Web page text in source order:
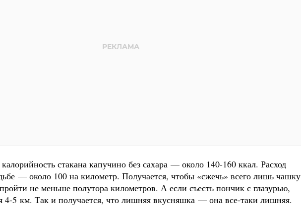
стакана капучино без сахара — около 140-160 ккал. Расход
— около 100 на километр. Получается, чтобы «сжечь» всего лишь чашку
не меньше полутора километров. А если съесть пончик с глазурью,
4-5 км. Так и получается, что лишняя вкусняшка — она все-таки лишняя.